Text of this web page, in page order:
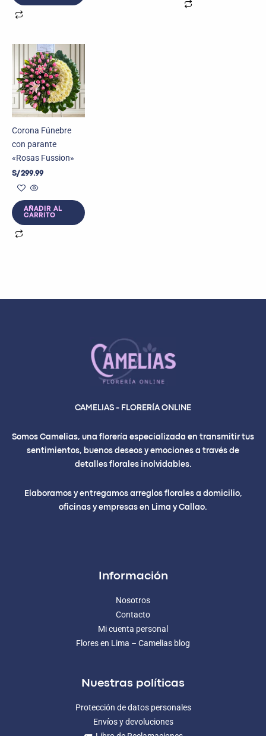
Corona Fúnebre
con parante
«Rosas Fussion»
S/299.99
AÑADIR AL
CARRITO
CAMELIAS - FLORERÍA ONLINE
Somos Camelias, una florería especializada en transmitir tus
sentimientos, buenos deseos y emociones a través de
detalles florales inolvidables.
Elaboramos y entregamos arreglos florales a domicilio,
oficinas y empresas en Lima y Callao.
Información
Nosotros
Contacto
Mi cuenta personal
Flores en Lima – Camelias blog
Nuestras políticas
Protección de datos personales
Envíos y devoluciones